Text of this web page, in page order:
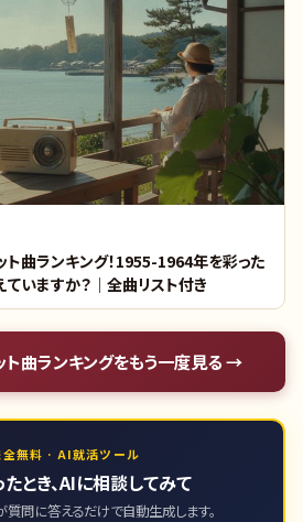
ト曲ランキング！1955-1964年を彩った
いますか？｜全曲リスト付き
曲ランキングをもう一度見る →
全無料 · AI就活ツール
とき、AIに相談してみて
質問に答えるだけで自動生成します。